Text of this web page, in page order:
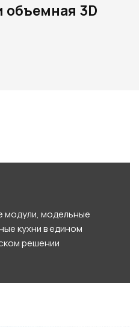
объемная 3D
модули, модельные
кухни в едином
решении